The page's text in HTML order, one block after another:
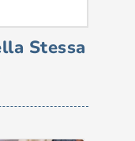
Stessa